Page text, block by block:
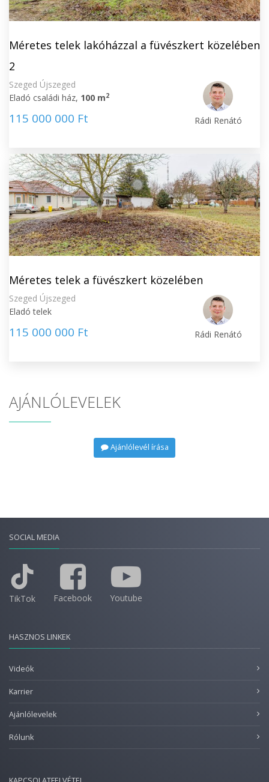
Méretes telek lakóházzal a füvészkert közelében
2
Szeged Újszeged
Eladó családi ház, 100 m2
115 000 000 Ft Rádi Renátó
Méretes telek a füvészkert közelében
Szeged Újszeged
Eladó telek
115 000 000 Ft Rádi Renátó
AJÁNLÓLEVELEK
Ajánlólevél írása
SOCIAL MEDIA
TikTok Facebook Youtube
HASZNOS LINKEK
Videók
Karrier
Ajánlólevelek
Rólunk